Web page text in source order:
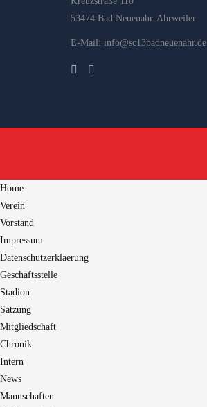
53474 Bad Neuenahr-Ahrweiler
E-Mail: info@sc13badneuenahr.de
Home
Verein
Vorstand
Impressum
Datenschutzerklaerung
Geschäftsstelle
Stadion
Satzung
Mitgliedschaft
Chronik
Intern
News
Mannschaften